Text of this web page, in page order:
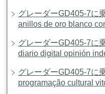
グレーダーGD405-7に
anillos de oro blanco
グレーダーGD405-7に
diario digital opinión
グレーダーGD405-7に
programação cultural